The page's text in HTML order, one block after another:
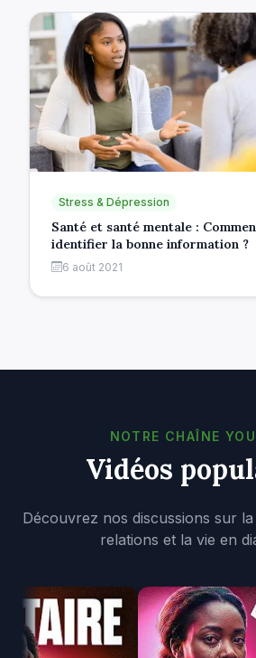
Stress & Dépression
Santé et santé mentale :
identifier la bonne information ?
6 août 2021
NOTRE CHAÎNE
Vidéos
Découvrez nos discussions sur
relations et la vie en